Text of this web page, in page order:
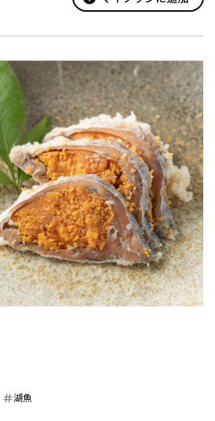
湖魚